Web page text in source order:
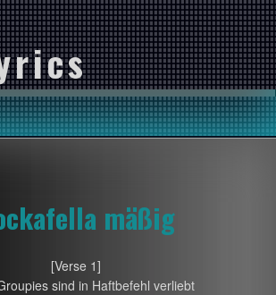
mäßig
[Verse 1]
sind in Haftbefehl verliebt